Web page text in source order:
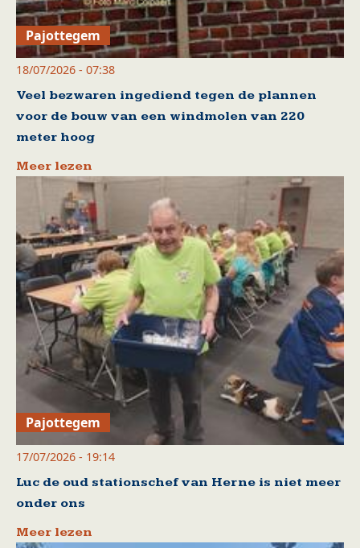
Pajottegem
18/07/2026 - 07:38
Veel bezwaren ingediend tegen de plannen
voor de bouw van een windmolen van 220
meter hoog
Meer lezen
Pajottegem
17/07/2026 - 19:14
Luc de oud stationschef van Herne is niet meer
onder ons
Meer lezen